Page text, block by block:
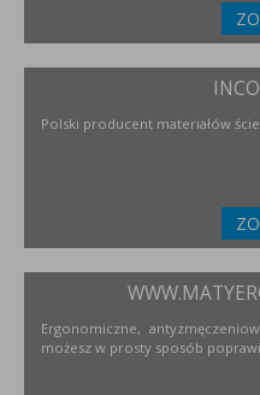
Polski producent materiałów
Ergonomiczne,
możesz w prosty sposób